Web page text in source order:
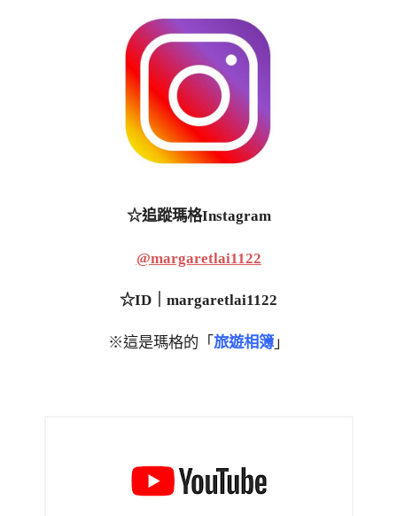
☆追蹤瑪格Instagram
@margaretlai1122
☆ID｜margaretlai1122
※這是瑪格的「 旅遊相簿 」